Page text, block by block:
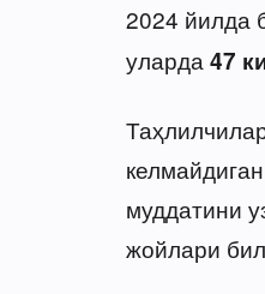
2024 йилда
уларда 47
муддатини
жойлари